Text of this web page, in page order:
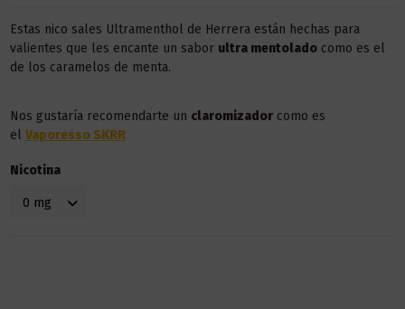
Estas nico sales Ultramenthol de Herrera están hechas para
valientes que les encante un sabor ultra mentoladocomo es el
de los caramelos de menta.
Nos gustaría recomendarte un claromizadorcomo es
el Vaporesso SKRR
Nicotina